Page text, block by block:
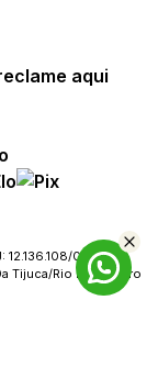
12.136.108/0023-09
Tijuca/Rio De Janeiro